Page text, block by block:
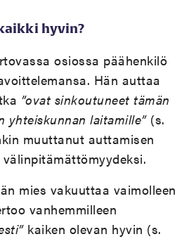
hyvin?
osiossa päähenkilö
Hän auttaa
”ovat sinkoutuneet tämän
yhteiskunnan laitamille”(s.
muuttanut auttamisen
mies vakuuttaa vaimolleen
vanhemmilleen
kaiken olevan hyvin (s.